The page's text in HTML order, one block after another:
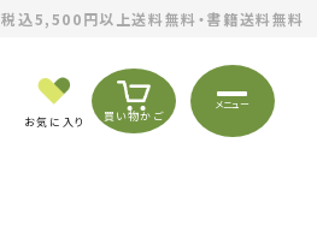
税込5,500円以上送料無料・書籍送料無料
お気に入り 買い物かご
メニュー